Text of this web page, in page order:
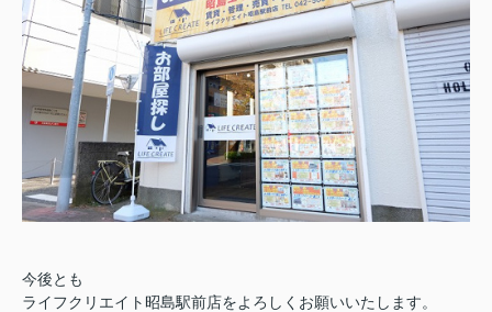
今後とも
ライフクリエイト昭島駅前店をよろしくお願いいたします。